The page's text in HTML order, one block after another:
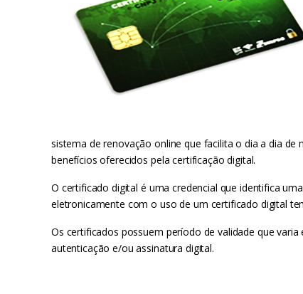
sistema de renovação online que facilita o dia a dia
benefícios oferecidos pela certificação digital.
O certificado digital é uma credencial que identifica
eletronicamente com o uso de um certificado digital
Os certificados possuem período de validade que
autenticação e/ou assinatura digital.